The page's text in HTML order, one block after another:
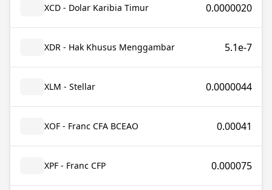
XCD - Dolar Karibia Timur 0.0000020
XDR - Hak Khusus Menggambar 5.1e-7
XLM - Stellar 0.0000044
XOF - Franc CFA BCEAO 0.00041
XPF - Franc CFP 0.000075